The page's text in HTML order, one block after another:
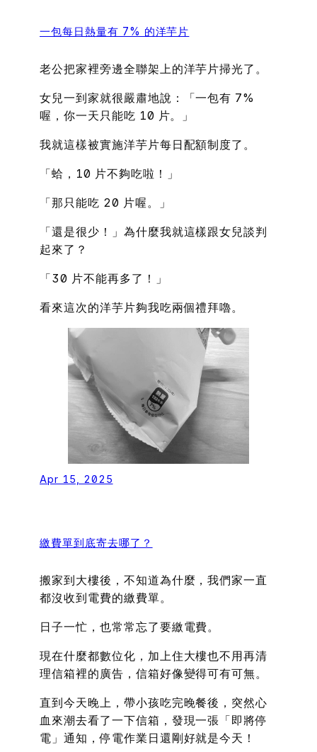
一包每日熱量有 7% 的洋芋片
老公把家裡旁邊全聯架上的洋芋片掃光了。
女兒一到家就很嚴肅地說：「一包有 7%
喔，你一天只能吃 10 片。」
我就這樣被實施洋芋片每日配額制度了。
「蛤，10 片不夠吃啦！」
「那只能吃 20 片喔。」
「還是很少！」為什麼我就這樣跟女兒談判
起來了？
「30 片不能再多了！」
看來這次的洋芋片夠我吃兩個禮拜嚕。
Apr 15, 2025
繳費單到底寄去哪了？
搬家到大樓後，不知道為什麼，我們家一直
都沒收到電費的繳費單。
日子一忙，也常常忘了要繳電費。
現在什麼都數位化，加上住大樓也不用再清
理信箱裡的廣告，信箱好像變得可有可無。
直到今天晚上，帶小孩吃完晚餐後，突然心
血來潮去看了一下信箱，發現一張「即將停
電」通知，停電作業日還剛好就是今天！